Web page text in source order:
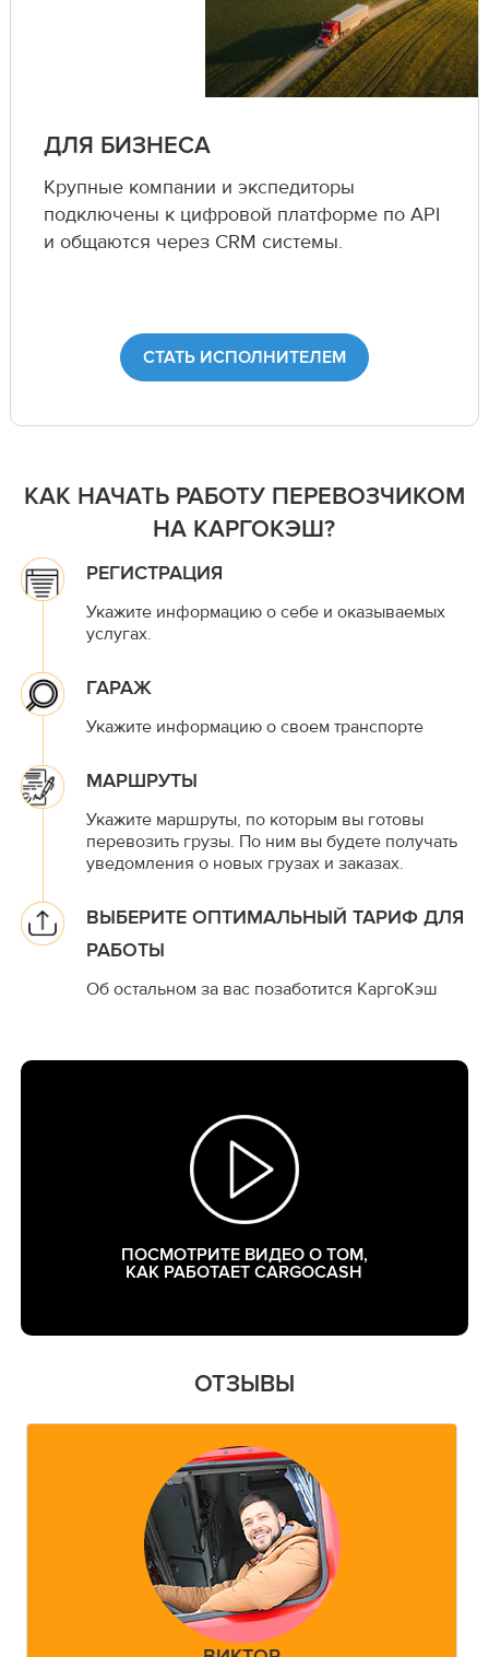
ДЛЯ БИЗНЕСА
Крупные компании и экспедиторы
подключены к цифровой платформе по API
и общаются через CRM системы.
СТАТЬ ИСПОЛНИТЕЛЕМ
КАК НАЧАТЬ РАБОТУ ПЕРЕВОЗЧИКОМ
НА КАРГОКЭШ?
РЕГИСТРАЦИЯ
Укажите информацию о себе и оказываемых
услугах.
ГАРАЖ
Укажите информацию о своем транспорте
МАРШРУТЫ
Укажите маршруты, по которым вы готовы
перевозить грузы. По ним вы будете получать
уведомления о новых грузах и заказах.
ВЫБЕРИТЕ ОПТИМАЛЬНЫЙ ТАРИФ ДЛЯ
РАБОТЫ
Об остальном за вас позаботится КаргоКэш
ПОСМОТРИТЕ ВИДЕО О ТОМ,
КАК РАБОТАЕТ CARGOCASH
ОТЗЫВЫ